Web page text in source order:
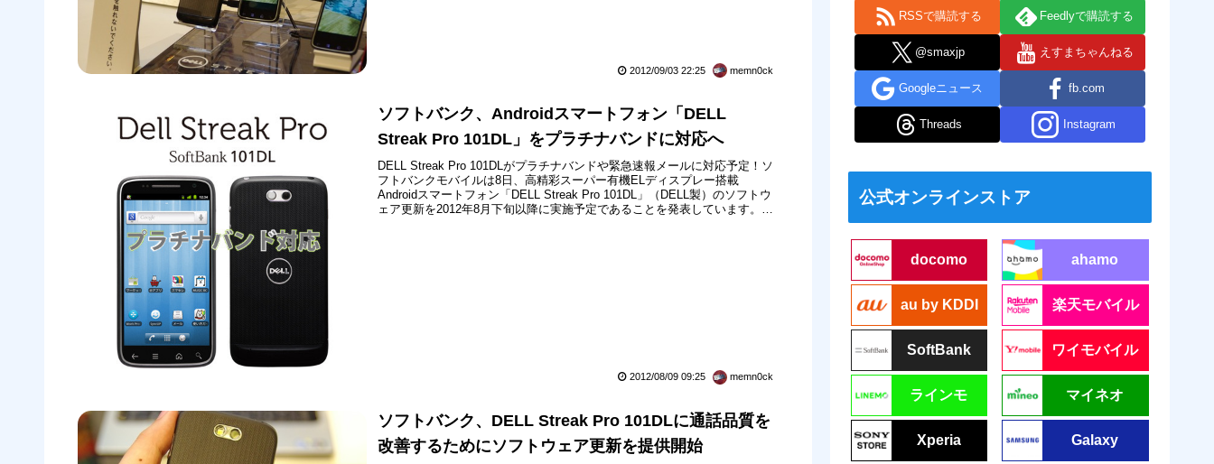
2012/09/03 22:25 memn0ck
ソフトバンク、Androidスマートフォン「DELL
Streak Pro 101DL」をプラチナバンドに対応へ
DELL Streak Pro 101DLがプラチナバンドや緊急速報メールに対応予定！ソ
フトバンクモバイルは8日、高精彩スーパー有機ELディスプレー搭載
Androidスマートフォン「DELL Streak Pro 101DL」（DELL製）のソフトウ
ェア更新を2012年8月下旬以降に実施予定であることを発表しています。こ
2012/08/09 09:25 memn0ck
ソフトバンク、DELL Streak Pro 101DLに通話品質を
改善するためにソフトウェア更新を提供開始
RSSで購読する Feedlyで購読する
@smaxjp えすまちゃんねる
Googleニュース fb.com
Threads Instagram
公式オンラインストア
docomo ahamo
au by KDDI 楽天モバイル
SoftBank ワイモバイル
ラインモ マイネオ
Xperia Galaxy